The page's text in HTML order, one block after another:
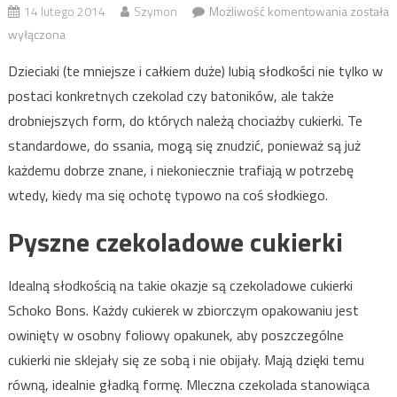
14 lutego 2014 Szymon Możliwość komentowaniaCo
ochotę
została
wyłączona
Dzieciaki (te mniejsze i całkiem duże) lubią słodkości nie tylko w
postaci konkretnych czekolad czy batoników, ale także
drobniejszych form, do których należą chociażby cukierki. Te
standardowe, do ssania, mogą się znudzić, ponieważ są już
każdemu dobrze znane, i niekoniecznie trafiają w potrzebę
wtedy, kiedy ma się ochotę typowo na coś słodkiego.
Pyszne czekoladowe cukierki
Idealną słodkością na takie okazje są czekoladowe cukierki
Schoko Bons. Każdy cukierek w zbiorczym opakowaniu jest
owinięty w osobny foliowy opakunek, aby poszczególne
cukierki nie sklejały się ze sobą i nie obijały. Mają dzięki temu
równą, idealnie gładką formę. Mleczna czekolada stanowiąca